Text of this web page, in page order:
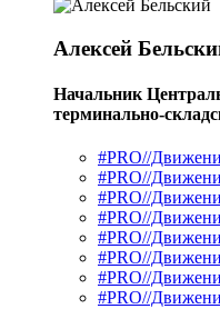
Алексей
Начальник
терминально-
#PRO//
#PRO//
#PRO//
#PRO//
#PRO//
#PRO//
#PRO//
#PRO//